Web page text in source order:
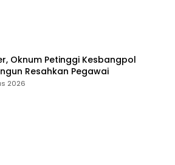
Oknum Petinggi Kesbangpol
Resahkan Pegawai
2026